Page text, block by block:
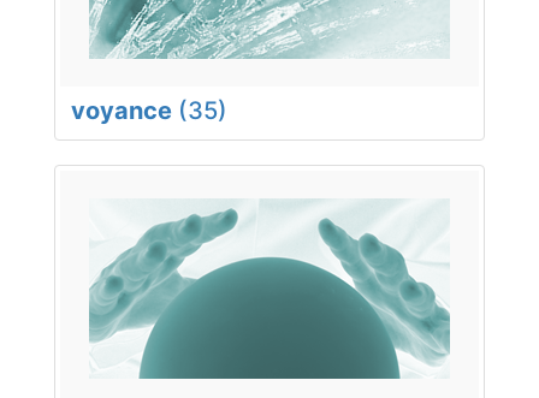
voyance (35)